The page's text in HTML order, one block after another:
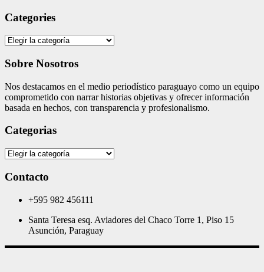
Categories
Categories
Sobre Nosotros
Nos destacamos en el medio periodístico paraguayo como un equipo
comprometido con narrar historias objetivas y ofrecer información
basada en hechos, con transparencia y profesionalismo.
Categorias
Categorias
Contacto
+595 982 456111
Santa Teresa esq. Aviadores del Chaco Torre 1, Piso 15
Asunción, Paraguay